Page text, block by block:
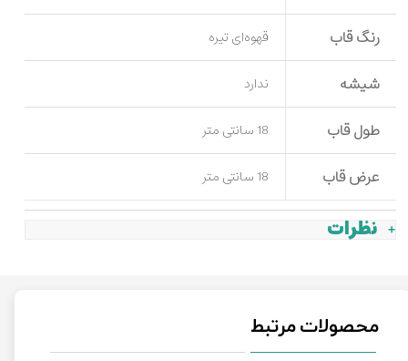
رنگ قاب قهوه‌ای تیره
شیشه ندارد
طول قاب 18 سانتی متر
عرض قاب 18 سانتی متر
نظرات
محصولات مرتبط